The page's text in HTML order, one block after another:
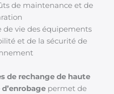
de maintenance et de
de vie des équipements
et de la sécurité de
de rechange de haute
permet de